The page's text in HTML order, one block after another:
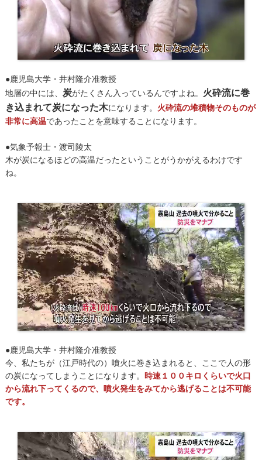
●鹿児島大学・井村隆介准教授
地層の中には、 炭がたくさん入っているんですよね。 火砕流に巻
き込まれて炭になった木になります。 火砕流の堆積物そのものが
非常に高温であったことを意味することになります。
●気象予報士・渡司陵太
木が炭になるほどの高温だったということがうかがえるわけです
ね。
●鹿児島大学・井村隆介准教授
今、私たちが（江戸時代の）噴火に巻き込まれると、ここで人の形
の炭になってしまうことになります。 時速１００キロくらいで火口
から流れ下ってくるので、噴火発生をみてから逃げることは不可能
です。